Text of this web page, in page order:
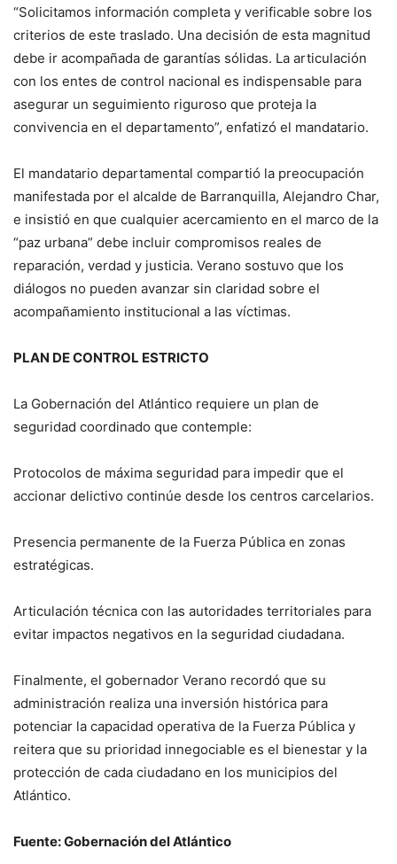
“Solicitamos información completa y verificable sobre los
criterios de este traslado. Una decisión de esta magnitud
debe ir acompañada de garantías sólidas. La articulación
con los entes de control nacional es indispensable para
asegurar un seguimiento riguroso que proteja la
convivencia en el departamento”, enfatizó el mandatario.
El mandatario departamental compartió la preocupación
manifestada por el alcalde de Barranquilla, Alejandro Char,
e insistió en que cualquier acercamiento en el marco de la
“paz urbana” debe incluir compromisos reales de
reparación, verdad y justicia. Verano sostuvo que los
diálogos no pueden avanzar sin claridad sobre el
acompañamiento institucional a las víctimas.
PLAN DE CONTROL ESTRICTO
La Gobernación del Atlántico requiere un plan de
seguridad coordinado que contemple:
Protocolos de máxima seguridad para impedir que el
accionar delictivo continúe desde los centros carcelarios.
Presencia permanente de la Fuerza Pública en zonas
estratégicas.
Articulación técnica con las autoridades territoriales para
evitar impactos negativos en la seguridad ciudadana.
Finalmente, el gobernador Verano recordó que su
administración realiza una inversión histórica para
potenciar la capacidad operativa de la Fuerza Pública y
reitera que su prioridad innegociable es el bienestar y la
protección de cada ciudadano en los municipios del
Atlántico.
Fuente: Gobernación del Atlántico